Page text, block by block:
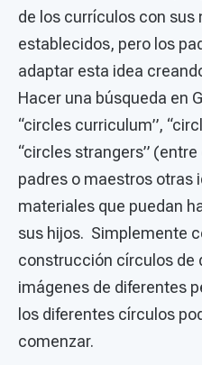
de los currículos con sus
establecidos, pero los
adaptar esta idea
Hacer una búsqueda en
“circles curriculum”,
“circles strangers”
padres o maestros otras
materiales que puedan
sus hijos. Simplemente
construcción círculos de
imágenes de diferentes
los diferentes círculos
comenzar.